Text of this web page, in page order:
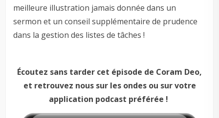
meilleure illustration jamais donnée dans un
sermon et un conseil supplémentaire de prudence
dans la gestion des listes de tâches !
Écoutez sans tarder cet épisode de Coram Deo,
et retrouvez nous sur les ondes ou sur votre
application podcast préférée !